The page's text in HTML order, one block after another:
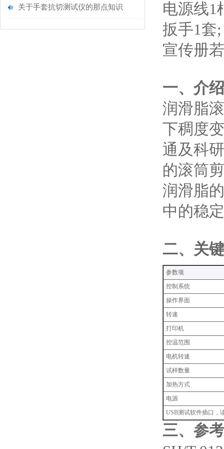
关于手套抗切测试仪的那点知识
电源线1
扳手1套;
宣传册
‌一、介绍‌
润滑脂
下稠度
通及科
的滚筒
润滑脂
中的稳
二、关
‌参数项‌
控制系统
操作界面
转速
打印机
控温范围
电机转速
试样数量
加热方式
电源
USB测试软件插口，
三、参